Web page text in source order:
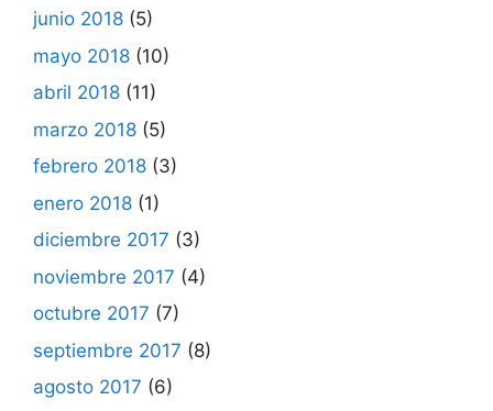
junio 2018 (5)
mayo 2018 (10)
abril 2018 (11)
marzo 2018 (5)
febrero 2018 (3)
enero 2018 (1)
diciembre 2017 (3)
noviembre 2017 (4)
octubre 2017 (7)
septiembre 2017 (8)
agosto 2017 (6)